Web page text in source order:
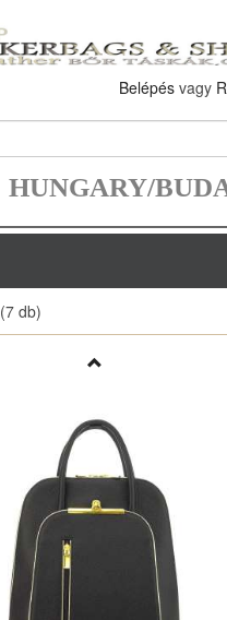
Belépés vagy
HUNGARY/
(7 db)